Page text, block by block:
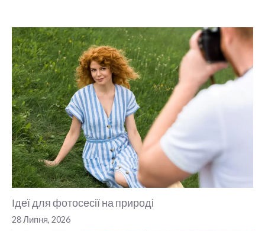
Ідеї для фотосесії на природі
28 Липня, 2026